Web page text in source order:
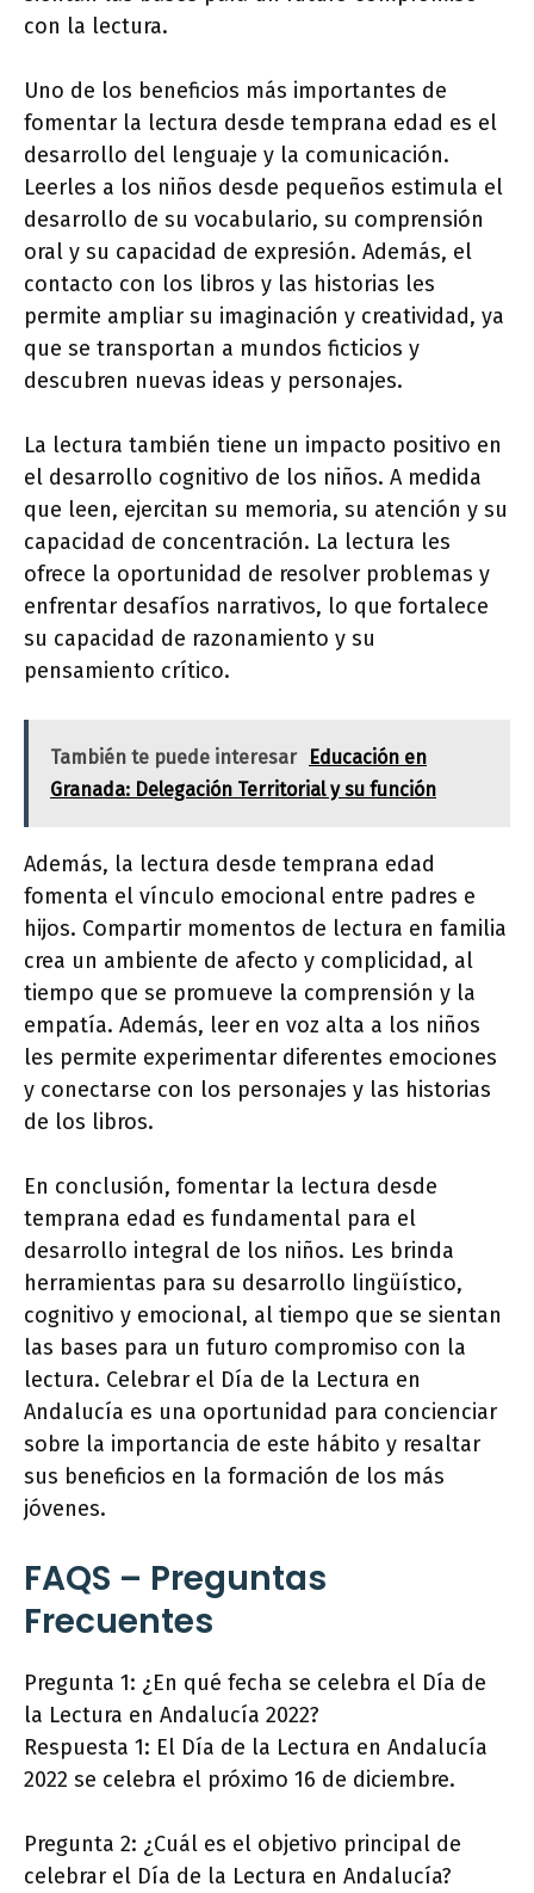
con la lectura.
Uno de los beneficios más importantes de
fomentar la lectura desde temprana edad es el
desarrollo del lenguaje y la comunicación.
Leerles a los niños desde pequeños estimula el
desarrollo de su vocabulario, su comprensión
oral y su capacidad de expresión. Además, el
contacto con los libros y las historias les
permite ampliar su imaginación y creatividad, ya
que se transportan a mundos ficticios y
descubren nuevas ideas y personajes.
La lectura también tiene un impacto positivo en
el desarrollo cognitivo de los niños. A medida
que leen, ejercitan su memoria, su atención y su
capacidad de concentración. La lectura les
ofrece la oportunidad de resolver problemas y
enfrentar desafíos narrativos, lo que fortalece
su capacidad de razonamiento y su
pensamiento crítico.
También te puede interesar
Educación en
Granada: Delegación Territorial y su función
Además, la lectura desde temprana edad
fomenta el vínculo emocional entre padres e
hijos. Compartir momentos de lectura en familia
crea un ambiente de afecto y complicidad, al
tiempo que se promueve la comprensión y la
empatía. Además, leer en voz alta a los niños
les permite experimentar diferentes emociones
y conectarse con los personajes y las historias
de los libros.
En conclusión, fomentar la lectura desde
temprana edad es fundamental para el
desarrollo integral de los niños. Les brinda
herramientas para su desarrollo lingüístico,
cognitivo y emocional, al tiempo que se sientan
las bases para un futuro compromiso con la
lectura. Celebrar el Día de la Lectura en
Andalucía es una oportunidad para concienciar
sobre la importancia de este hábito y resaltar
sus beneficios en la formación de los más
jóvenes.
FAQS – Preguntas
Frecuentes
Pregunta 1: ¿En qué fecha se celebra el Día de
la Lectura en Andalucía 2022?
Respuesta 1: El Día de la Lectura en Andalucía
2022 se celebra el próximo 16 de diciembre.
Pregunta 2: ¿Cuál es el objetivo principal de
celebrar el Día de la Lectura en Andalucía?